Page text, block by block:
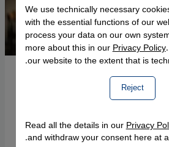
(في دور مَهِين) في فيلم
مفاجئة مع ضابط سابق في
إسماعيل محرابي). لقطة
We use technically necessary
with the essential functions of our
process your data on our own
more about this in ourPrivacy Policy
our website to the extent that is
Reject
Read all the details in ourPrivacy
and withdraw your consent here at